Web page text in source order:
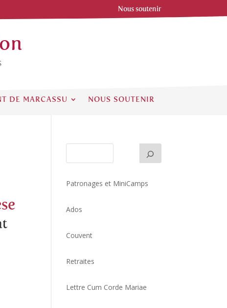
Nous soutenir
DE MARCASSU NOUS SOUTENIR
Patronages et MiniCamps
Ados
Couvent
Retraites
Lettre Cum Corde Mariae